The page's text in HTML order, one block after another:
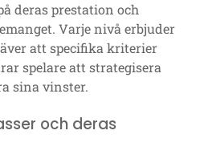
deras prestation och
Varje nivå erbjuder
att specifika kriterier
spelare att strategisera
sina vinster.
och deras